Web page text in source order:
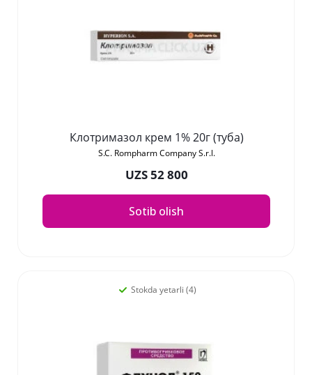
Клотримазол крем 1% 20г (туба)
S.C. Rompharm Company S.r.l.
UZS 52 800
Sotib olish
Stokda yetarli (4)